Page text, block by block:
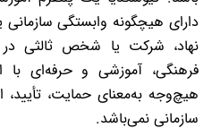
دارای هیچگونه وابستگی
نهاد، شرکت یا شخص ثالثی
فرهنگی، آموزشی و حرفه‌ای با
هیچ‌وجه به‌معنای حمایت، تأیید،
سازمانی نمی‌باشد.